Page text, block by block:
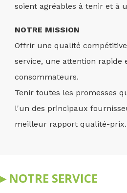
soient agréables à tenir et à
NOTRE MISSION
Offrir une qualité
service, une attention rapide
consommateurs.
Tenir toutes les promesses
l'un des principaux
meilleur rapport qualité-prix.
▸ NOTRE SERVICE